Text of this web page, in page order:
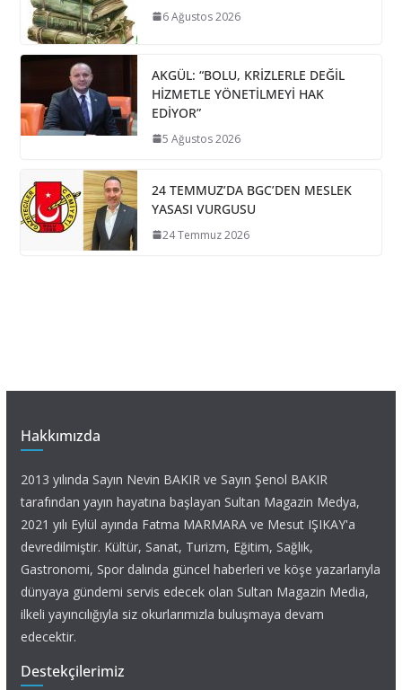
6 Ağustos 2026
AKGÜL: “BOLU, KRİZLERLE DEĞİL
HİZMETLE YÖNETİLMEYİ HAK
EDİYOR”
5 Ağustos 2026
24 TEMMUZ’DA BGC’DEN MESLEK
YASASI VURGUSU
24 Temmuz 2026
Hakkımızda
2013 yılında Sayın Nevin BAKIR ve Sayın Şenol BAKIR
tarafından yayın hayatına başlayan Sultan Magazin Medya,
2021 yılı Eylül ayında Fatma MARMARA ve Mesut IŞIKAY'a
devredilmiştir. Kültür, Sanat, Turizm, Eğitim, Sağlık,
Gastronomi, Spor dalında güncel haberleri ve köşe yazarlarıyla
dünyaya gündemi servis edecek olan Sultan Magazin Media,
ilkeli yayıncılığıyla siz okurlarımızla buluşmaya devam
edecektir.
Destekçilerimiz